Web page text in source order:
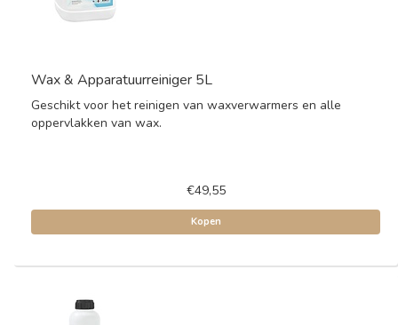
Wax & Apparatuurreiniger 5L
Geschikt voor het reinigen van waxverwarmers en alle
oppervlakken van wax.
€49,55
Kopen